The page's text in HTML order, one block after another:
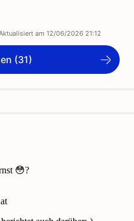
am 12/06/2026 21:12
(31)